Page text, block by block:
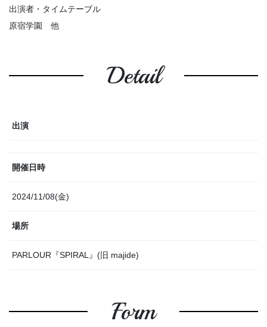
出演者・タイムテーブル
原宿学園 他
Detail
出演
開催日時
2024/11/08(金)
場所
PARLOUR『SPIRAL』(旧 majide)
Form